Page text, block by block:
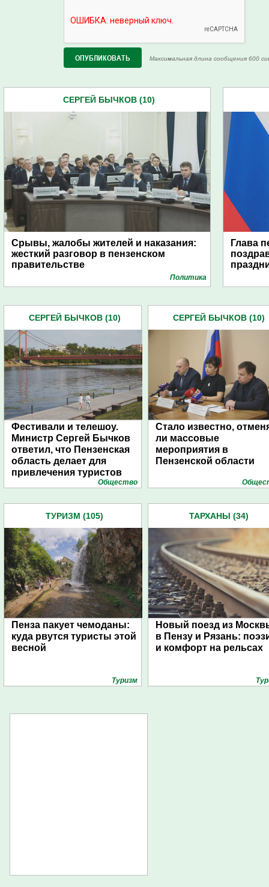
Максимальная длина сообщения 600
СЕРГЕЙ БЫЧКОВ (10)
Срывы, жалобы жителей и наказания:
жесткий разговор в пензенском
правительстве
Политика
Глава
СЕРГЕЙ БЫЧКОВ (10)
Фестивали и телешоу.
Министр Сергей Бычков
ответил, что Пензенская
область делает для
привлечения туристов
Общество
СЕРГЕЙ БЫЧКОВ (10)
Стало известно,
ли массовые
мероприятия в
Пензенской области
ТУРИЗМ (105)
Пенза пакует чемоданы:
куда рвутся туристы этой
весной
Туризм
ТАРХАНЫ (34)
Новый поезд из
в Пензу и Рязань:
и комфорт на рельсах